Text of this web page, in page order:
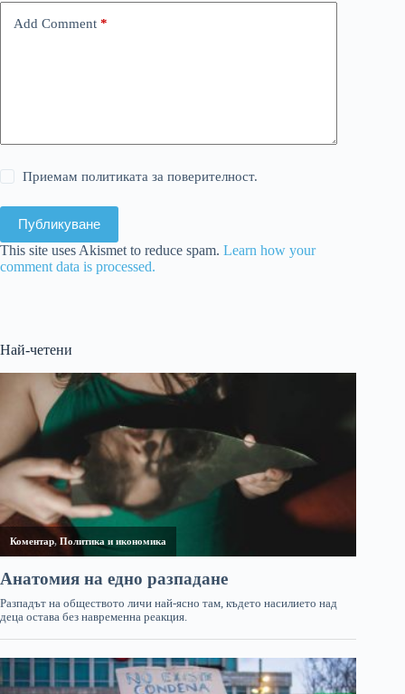
Add Comment *
Приемам политиката за поверителност.
Публикуване
This site uses Akismet to reduce spam. Learn how your
comment data is processed.
Най-четени